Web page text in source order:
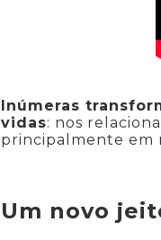
Inúmeras
vidas: nos
principalmente em
Um novo